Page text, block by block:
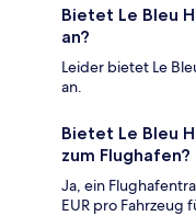
Bietet Le Bleu
an?
Leider bietet Le
an.
Bietet Le Bleu
zum Flughafen?
Ja, ein
EUR pro Fahrzeug